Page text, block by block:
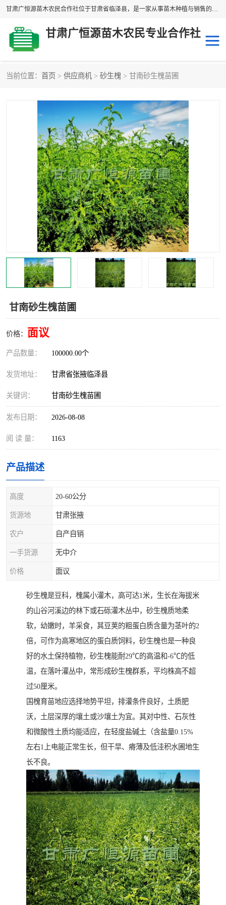
甘肃广恒源苗木农民合作社位于甘肃省临泽县，是一家从事苗木种植与销售的农民合作组织，合作社拥有苗木基地1500多亩，种植苗木品种40多个，年产各类苗木2000多万株。主营：白刺苗、红柳苗、梭梭苗等，我们以“种植一流的苗子，诚信经营”的经营理念，竭诚为每一位客户做优质的服务，欢迎来电咨询！
甘肃广恒源苗木农民专业合作社
当前位置： 首页 > 供应商机 > 砂生槐 > 甘南砂生槐苗圃
甘南砂生槐苗圃
价格： 面议
产品数量： 100000.00个
发货地址： 甘肃省张掖临泽县
关键词： 甘南砂生槐苗圃
发布日期： 2026-08-08
阅 读 量： 1163
产品描述
高度 20-60公分
货源地 甘肃张掖
农户 自产自销
一手货源 无中介
价格 面议
砂生槐是豆科，槐属小灌木，高可达1米，生长在海拔米
的山谷河溪边的林下或石砾灌木丛中，砂生槐质地柔
软，幼嫩时，羊采食，其豆荚的粗蛋白质含量为茎叶的2
倍，可作为高寒地区的蛋白质饲料，砂生槐也是一种良
好的水土保持植物，砂生槐能耐29℃的高温和-6℃的低
温，在落叶灌丛中，常形成砂生槐群系，平均株高不超
过50厘米。
国槐育苗地应选择地势平坦，排灌条件良好，土质肥
沃，土层深厚的壤土或沙壤土为宜。其对中性、石灰性
和微酸性土质均能适应，在轻度盐碱土（含盐量0.15%
左右1上电能正常生长，但干旱、瘠薄及低洼积水圃地生
长不良。
圆冠榆 柠条
白刺苗
沙枣树 红柳苗
沙棘苗 柽柳苗
砂生槐 四翅滨藜